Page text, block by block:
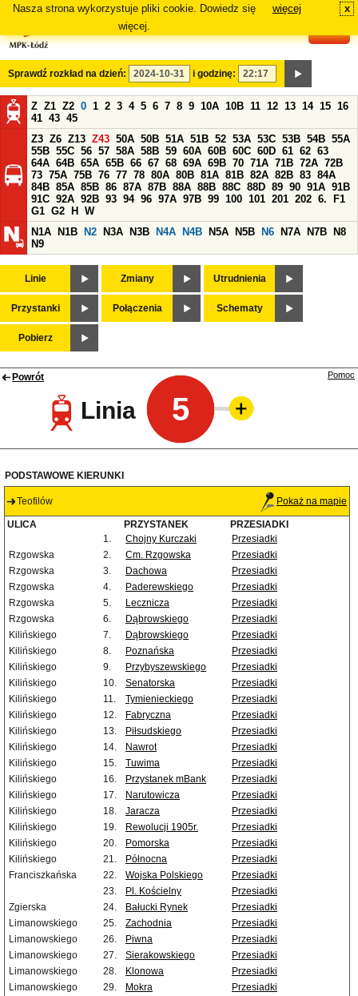
Nasza strona wykorzystuje pliki cookie. Dowiedz się
więcej.
więcej x
Sprawdź rozkład na dzień: i godzinę:
Z Z1 Z2 0 1 2 3 4 5 6 7 8 9 10A 10B 11 12 13 14 15 16
41 43 45
Z3 Z6 Z13 Z43 50A 50B 51A 51B 52 53A 53C 53B 54B 55A
55B 55C 56 57 58A 58B 59 60A 60B 60C 60D 61 62 63
64A 64B 65A 65B 66 67 68 69A 69B 70 71A 71B 72A 72B
73 75A 75B 76 77 78 80A 80B 81A 81B 82A 82B 83 84A
84B 85A 85B 86 87A 87B 88A 88B 88C 88D 89 90 91A 91B
91C 92A 92B 93 94 96 97A 97B 99 100 101 201 202 6.
F1
G1 G2 H
W
N1A
N1B N2 N3A N3B N4A N4B N5A N5B N6 N7A N7B
N8
N9
Linie Zmiany Utrudnienia
Przystanki Połączenia Schematy
Pobierz
Powrót
Linia 5
Pomoc
PODSTAWOWE KIERUNKI
Teofilów Pokaż na mapie
ULICA PRZYSTANEK
PRZESIADKI
1.
Chojny Kurczaki
Przesiadki
Rzgowska
2. Cm. Rzgowska
Przesiadki
Rzgowska
3. Dachowa
Przesiadki
Rzgowska
4. Paderewskiego
Przesiadki
Rzgowska
5. Lecznicza
Przesiadki
Rzgowska
6. Dąbrowskiego
Przesiadki
Kilińskiego
7. Dąbrowskiego
Przesiadki
Kilińskiego
8. Poznańska
Przesiadki
Kilińskiego
9. Przybyszewskiego
Przesiadki
Kilińskiego
10. Senatorska
Przesiadki
Kilińskiego
11. Tymienieckiego
Przesiadki
Kilińskiego
12. Fabryczna
Przesiadki
Kilińskiego
13. Piłsudskiego
Przesiadki
Kilińskiego
14. Nawrot
Przesiadki
Kilińskiego
15. Tuwima
Przesiadki
Kilińskiego
16. Przystanek mBank
Przesiadki
Kilińskiego
17. Narutowicza
Przesiadki
Kilińskiego
18. Jaracza
Przesiadki
Kilińskiego
19. Rewolucji 1905r.
Przesiadki
Kilińskiego
20. Pomorska
Przesiadki
Kilińskiego
21. Północna
Przesiadki
Franciszkańska
22. Wojska Polskiego
Przesiadki
23.
Pl. Kościelny
Przesiadki
Zgierska
24. Bałucki Rynek
Przesiadki
Limanowskiego
25. Zachodnia
Przesiadki
Limanowskiego
26. Piwna
Przesiadki
Limanowskiego
27. Sierakowskiego
Przesiadki
Limanowskiego
28. Klonowa
Przesiadki
Limanowskiego
29. Mokra
Przesiadki